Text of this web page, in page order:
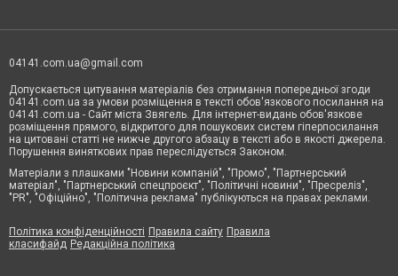
04141.com.ua@gmail.com
Допускається цитування матеріалів без отримання попередньої згоди
04141.com.ua за умови розміщення в тексті обов'язкового посилання на
04141.com.ua - Сайт міста Звягель. Для інтернет-видань обов'язкове
розміщення прямого, відкритого для пошукових систем гіперпосилання
на цитовані статті не нижче другого абзацу в тексті або в якості джерела.
Порушення виняткових прав переслідується Законом.
Матеріали з плашками "Новини компаній", "Промо", "Партнерський
матеріал", "Партнерський спецпроєкт", "Політичні новини", "Пресреліз",
"PR", "Офіційно", "Політична реклама" публікуються на правах реклами.
Політика конфіденційності Правила сайту Правила
класифайд Редакційна політика